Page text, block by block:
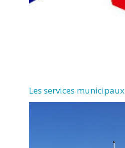
Les services municipaux